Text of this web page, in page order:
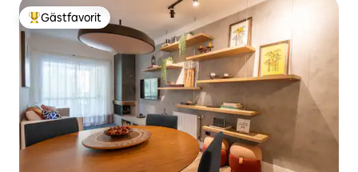
Populär gästfavorit
Gästfavorit